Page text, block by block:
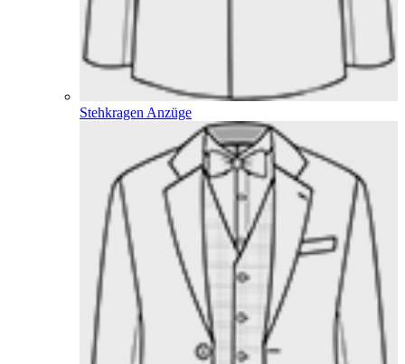
Stehkragen Anzüge